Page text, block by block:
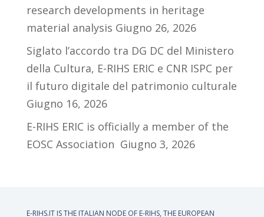
research developments in heritage
material analysis Giugno 26, 2026
Siglato l’accordo tra DG DC del Ministero
della Cultura, E-RIHS ERIC e CNR ISPC per
il futuro digitale del patrimonio culturale
Giugno 16, 2026
E-RIHS ERIC is officially a member of the
EOSC Association Giugno 3, 2026
E-RIHS.IT IS THE ITALIAN NODE OF E-RIHS, THE EUROPEAN